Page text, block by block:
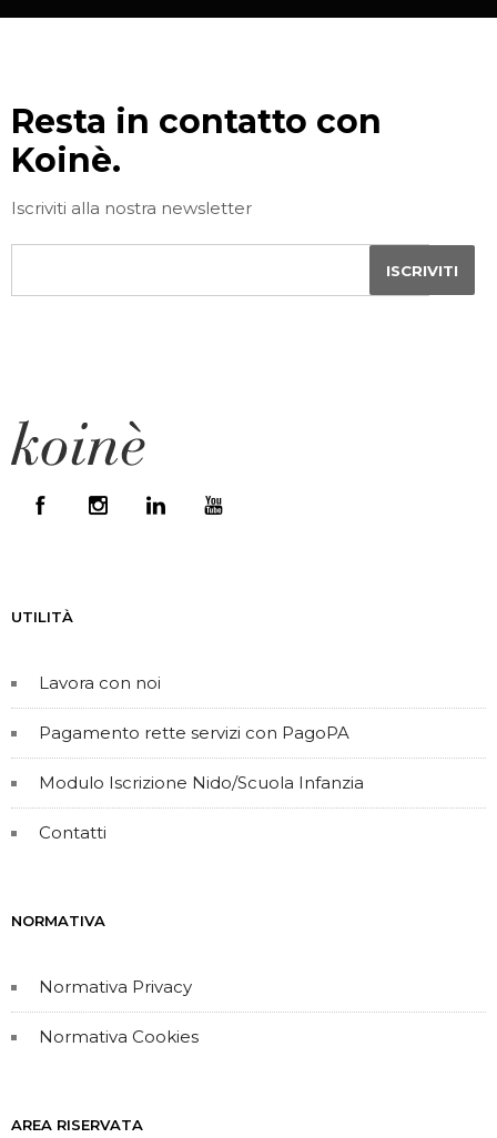
Resta in contatto con
Koinè.
Iscriviti alla nostra newsletter
UTILITÀ
Lavora con noi
Pagamento rette servizi con PagoPA
Modulo Iscrizione Nido/Scuola Infanzia
Contatti
NORMATIVA
Normativa Privacy
Normativa Cookies
AREA RISERVATA